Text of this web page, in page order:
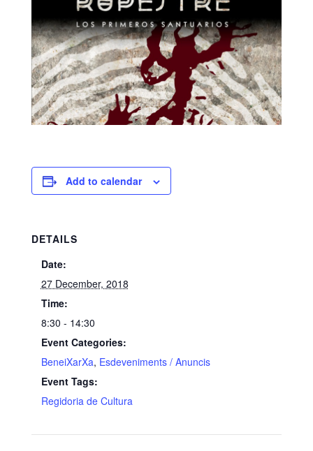
Add to calendar
DETAILS
Date:
27 December, 2018
Time:
8:30 - 14:30
Event Categories:
BeneiXarXa, Esdeveniments / Anuncis
Event Tags:
Regidoria de Cultura